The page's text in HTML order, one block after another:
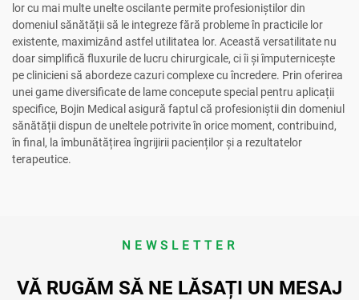
lor cu mai multe unelte oscilante permite profesioniștilor din
domeniul sănătății să le integreze fără probleme în practicile lor
existente, maximizând astfel utilitatea lor. Această versatilitate nu
doar simplifică fluxurile de lucru chirurgicale, ci îi și împuternicește
pe clinicieni să abordeze cazuri complexe cu încredere. Prin oferirea
unei game diversificate de lame concepute special pentru aplicații
specifice, Bojin Medical asigură faptul că profesioniștii din domeniul
sănătății dispun de uneltele potrivite în orice moment, contribuind,
în final, la îmbunătățirea îngrijirii pacienților și a rezultatelor
terapeutice.
NEWSLETTER
VĂ RUGĂM SĂ NE LĂSAȚI UN MESAJ